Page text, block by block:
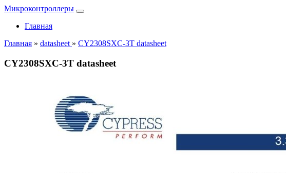
Микроконтроллеры
Главная
Главная » datasheet » CY2308SXC-3T datasheet
CY2308SXC-3T datasheet